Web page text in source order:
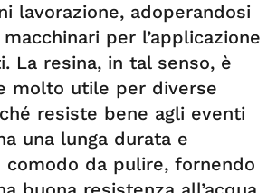
lavorazione, adoperandosi
per l’applicazione
La resina, in tal senso, è
molto utile per diverse
resiste bene agli eventi
una lunga durata e
da pulire, fornendo